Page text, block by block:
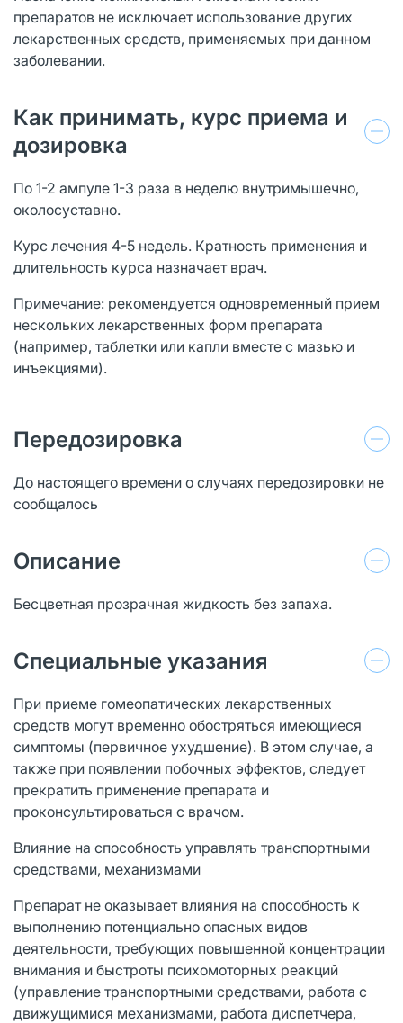
препаратов не исключает использование других
лекарственных средств, применяемых при данном
заболевании.
Как принимать, курс приема и
дозировка
По 1-2 ампуле 1-3 раза в неделю внутримышечно,
околосуставно.
Курс лечения 4-5 недель. Кратность применения и
длительность курса назначает врач.
Примечание: рекомендуется одновременный прием
нескольких лекарственных форм препарата
(например, таблетки или капли вместе с мазью и
инъекциями).
Передозировка
До настоящего времени о случаях передозировки не
сообщалось
Описание
Бесцветная прозрачная жидкость без запаха.
Специальные указания
При приеме гомеопатических лекарственных
средств могут временно обостряться имеющиеся
симптомы (первичное ухудшение). В этом случае, а
также при появлении побочных эффектов, следует
прекратить применение препарата и
проконсультироваться с врачом.
Влияние на способность управлять транспортными
средствами, механизмами
Препарат не оказывает влияния на способность к
выполнению потенциально опасных видов
деятельности, требующих повышенной концентрации
внимания и быстроты психомоторных реакций
(управление транспортными средствами, работа с
движущимися механизмами, работа диспетчера,